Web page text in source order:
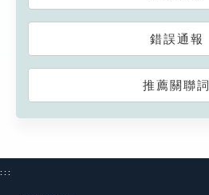
錯誤通報
推薦關聯詞
:::